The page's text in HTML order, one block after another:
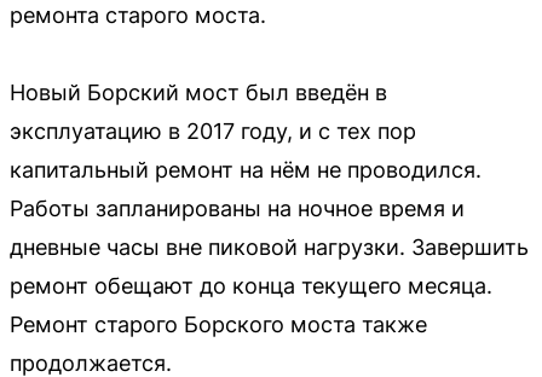
ремонта старого моста.
Новый Борский мост был введён в
эксплуатацию в 2017 году, и с тех пор
капитальный ремонт на нём не проводился.
Работы запланированы на ночное время и
дневные часы вне пиковой нагрузки. Завершить
ремонт обещают до конца текущего месяца.
Ремонт старого Борского моста также
продолжается.